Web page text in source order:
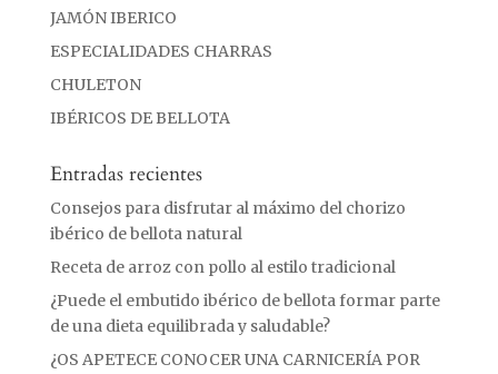
JAMÓN IBERICO
ESPECIALIDADES CHARRAS
CHULETON
IBÉRICOS DE BELLOTA
Entradas recientes
Consejos para disfrutar al máximo del chorizo
ibérico de bellota natural
Receta de arroz con pollo al estilo tradicional
¿Puede el embutido ibérico de bellota formar parte
de una dieta equilibrada y saludable?
¿OS APETECE CONOCER UNA CARNICERÍA POR